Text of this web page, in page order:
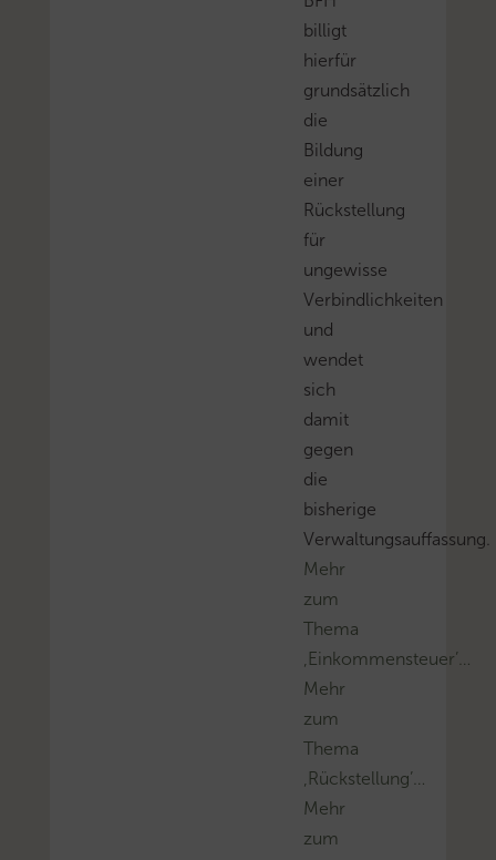
billigt
hierfür
grundsätzlich
die
Bildung
einer
Rückstellung
für
ungewisse
Verbindlichkeiten
und
wendet
sich
damit
gegen
die
bisherige
Verwaltungsauffassung.
Mehr
zum
Thema
‚Einkommensteuer’…
Mehr
zum
Thema
‚Rückstellung’…
Mehr
zum